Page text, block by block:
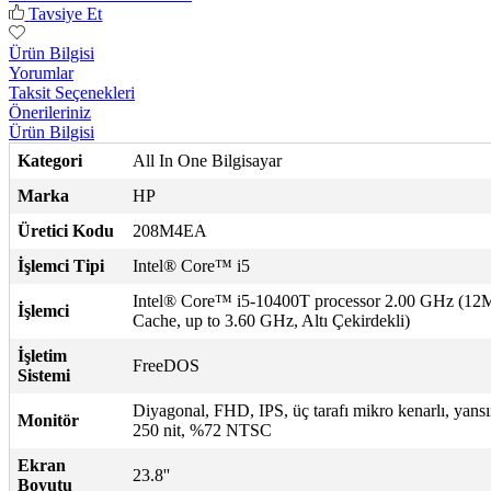
Tavsiye Et
Ürün Bilgisi
Yorumlar
Taksit Seçenekleri
Önerileriniz
Ürün Bilgisi
Kategori
All In One Bilgisayar
Marka
HP
Üretici Kodu
208M4EA
İşlemci Tipi
Intel® Core™ i5
İşlemci
Intel® Core™ i5-10400T processor 2.00 GHz
Cache, up to 3.60 GHz, Altı Çekirdekli)
İşletim
Sistemi
FreeDOS
Monitör
Diyagonal, FHD, IPS, üç tarafı mikro kenarlı,
250 nit, %72 NTSC
Ekran
Boyutu
23.8''